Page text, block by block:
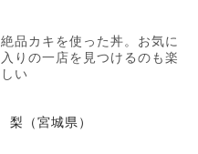
絶品カキを使った丼。お気に
入りの一店を見つけるのも楽
しい
梨（宮城県）